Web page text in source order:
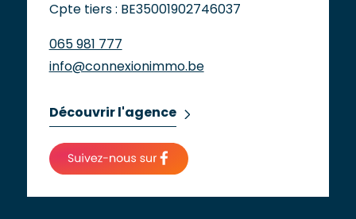
Cpte tiers : BE35001902746037
065 981 777
info@connexionimmo.be
Découvrir l'agence